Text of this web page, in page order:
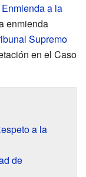
a la
enmienda
Supremo
en el Caso
a la
de